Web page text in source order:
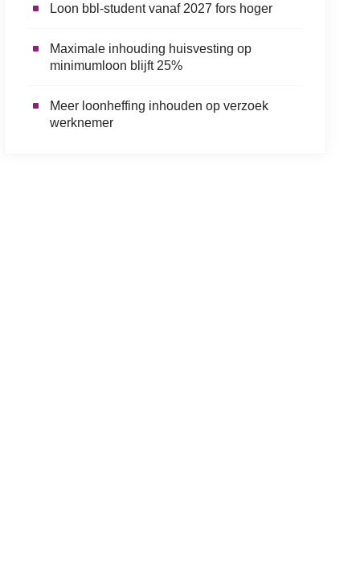
Loon bbl-student vanaf 2027 fors hoger
Maximale inhouding huisvesting op
minimumloon blijft 25%
Meer loonheffing inhouden op verzoek
werknemer